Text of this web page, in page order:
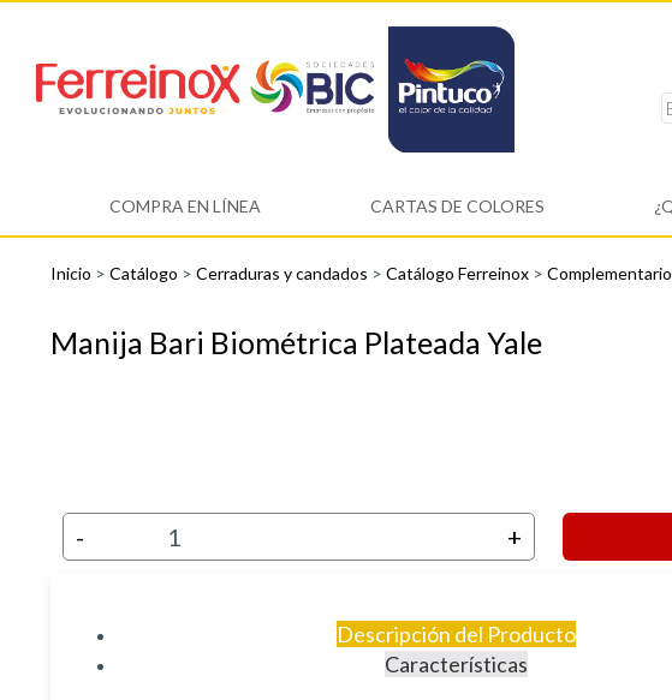
COMPRA EN LÍNEA CARTAS DE COLORES
Inicio > Catálogo > Cerraduras y candados > Catálogo Ferreinox >
Manija Bari Biométrica Plateada Yale
- +
Descripción del Producto
Características